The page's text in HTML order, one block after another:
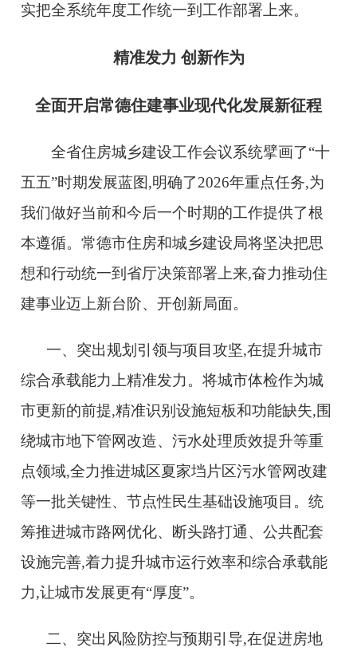
实把全系统年度工作统一到工作部署上来。
精准发力 创新作为
全面开启常德住建事业现代化发展新征程
全省住房城乡建设工作会议系统擘画了“十
五五”时期发展蓝图,明确了2026年重点任务,为
我们做好当前和今后一个时期的工作提供了根
本遵循。常德市住房和城乡建设局将坚决把思
想和行动统一到省厅决策部署上来,奋力推动住
建事业迈上新台阶、开创新局面。
一、突出规划引领与项目攻坚,在提升城市
综合承载能力上精准发力。将城市体检作为城
市更新的前提,精准识别设施短板和功能缺失,围
绕城市地下管网改造、污水处理质效提升等重
点领域,全力推进城区夏家垱片区污水管网改建
等一批关键性、节点性民生基础设施项目。统
筹推进城市路网优化、断头路打通、公共配套
设施完善,着力提升城市运行效率和综合承载能
力,让城市发展更有“厚度”。
二、突出风险防控与预期引导,在促进房地